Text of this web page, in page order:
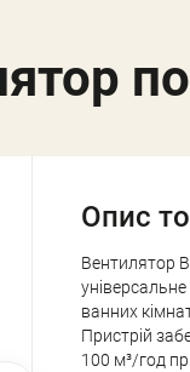
Опис
Вентилятор
ванних
Пристрій
100 м³/год